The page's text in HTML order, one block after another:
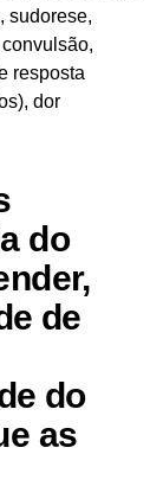
sudorese,
resposta
dor
do
de
do
as